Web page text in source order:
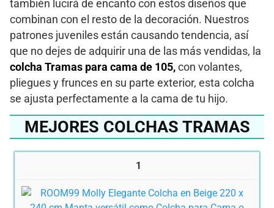
también lucirá de encanto con estos diseños que
combinan con el resto de la decoración. Nuestros
patrones juveniles están causando tendencia, así
que no dejes de adquirir una de las más vendidas, la
colcha Tramas para cama de 105, con volantes,
pliegues y frunces en su parte exterior, esta colcha
se ajusta perfectamente a la cama de tu hijo.
MEJORES COLCHAS TRAMAS
1